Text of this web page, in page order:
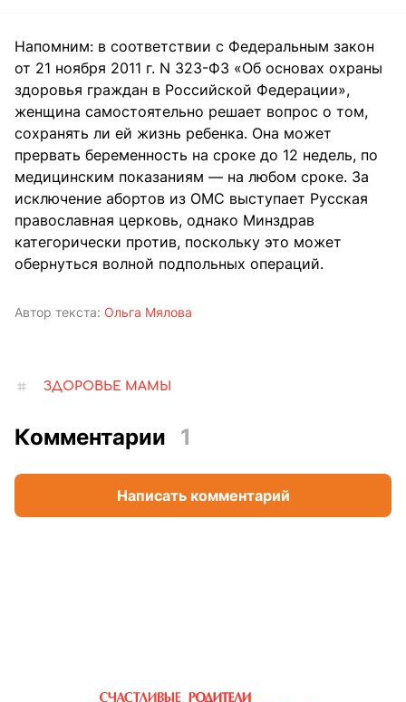
Напомним: в соответствии с Федеральным закон
от 21 ноября 2011 г. N 323-ФЗ «Об основах охраны
здоровья граждан в Российской Федерации»,
женщина самостоятельно решает вопрос о том,
сохранять ли ей жизнь ребенка. Она может
прервать беременность на сроке до 12 недель, по
медицинским показаниям — на любом сроке. За
исключение абортов из ОМС выступает Русская
православная церковь, однако Минздрав
категорически против, поскольку это может
обернуться волной подпольных операций.
Автор текста: Ольга Мялова
ЗДОРОВЬЕ МАМЫ
Комментарии 1
Написать комментарий